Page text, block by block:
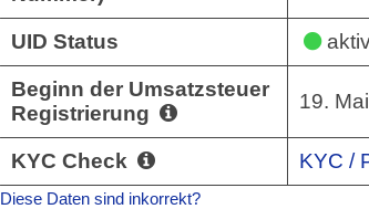
UID Status
Beginn der Umsatzsteuer
Registrierung
19.
KYC Check KYC /
Diese Daten sind inkorrekt?